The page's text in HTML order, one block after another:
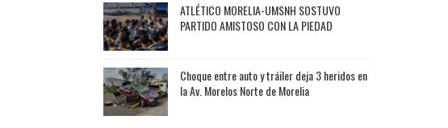
ATLÉTICO MORELIA-UMSNH SOSTUVO
PARTIDO AMISTOSO CON LA PIEDAD
Choque entre auto y tráiler deja 3 heridos en
la Av. Morelos Norte de Morelia